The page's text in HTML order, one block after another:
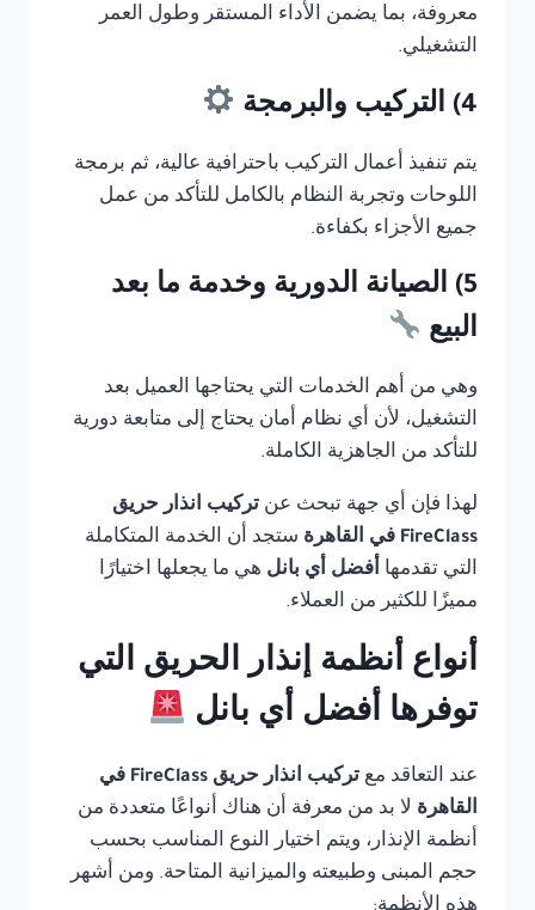
معروفة، بما يضمن الأداء المستقر وطول العمر
التشغيلي.
4) التركيب والبرمجة
يتم تنفيذ أعمال التركيب باحترافية عالية، ثم برمجة
اللوحات وتجربة النظام بالكامل للتأكد من عمل
جميع الأجزاء بكفاءة.
5) الصيانة الدورية وخدمة ما بعد
البيع
وهي من أهم الخدمات التي يحتاجها العميل بعد
التشغيل، لأن أي نظام أمان يحتاج إلى متابعة دورية
للتأكد من الجاهزية الكاملة.
لهذا فإن أي جهة تبحث عن تركيب انذار حريق
FireClass في القاهرة
ستجد أن الخدمة المتكاملة
التي تقدمها أفضل أي بانل هي ما يجعلها اختيارًا
مميزًا للكثير من العملاء.
أنواع أنظمة إنذار الحريق التي
توفرها أفضل أي بانل
عند التعاقد مع
تركيب انذار حريق FireClass في
القاهرة لا بد من معرفة أن هناك أنواعًا متعددة من
أنظمة الإنذار، ويتم اختيار النوع المناسب بحسب
حجم المبنى وطبيعته والميزانية المتاحة. ومن أشهر